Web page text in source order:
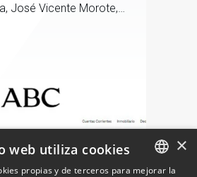
José Vicente Morote,
para ayudar a las
seguridad jurídica
retos regulatorios.
×
web utiliza cookies
propias y de terceros para mejorar la